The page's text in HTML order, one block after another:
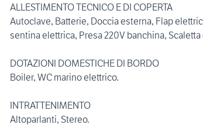
ALLESTIMENTO TECNICO E DI COPERTA
Autoclave, Batterie, Doccia esterna, Flap
sentina elettrica, Presa 220V banchina, Scaletta
DOTAZIONI DOMESTICHE DI BORDO
Boiler, WC marino elettrico.
INTRATTENIMENTO
Altoparlanti, Stereo.